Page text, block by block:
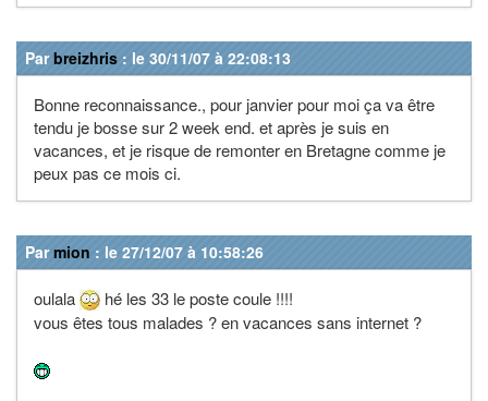
Parbreizhris : le 30/11/07 à 22:08:13
Bonne reconnaissance., pour janvier pour moi ça va être
tendu je bosse sur 2 week end. et après je suis en
vacances, et je risque de remonter en Bretagne comme je
peux pas ce mois ci.
Parmion : le 27/12/07 à 10:58:26
oulala
hé les 33 le poste coule !!!!
vous êtes tous malades ? en vacances sans internet ?